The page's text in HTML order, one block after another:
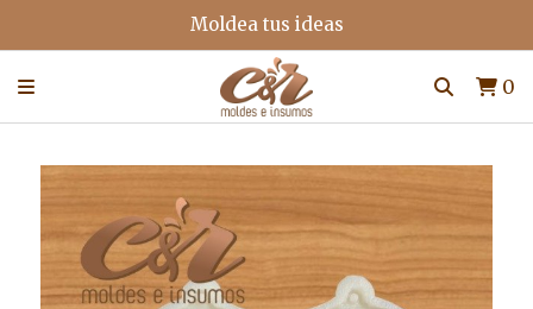
Moldea tus ideas
0